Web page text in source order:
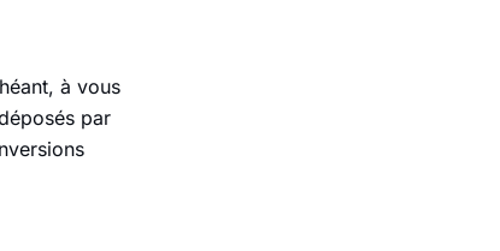
à vous
par